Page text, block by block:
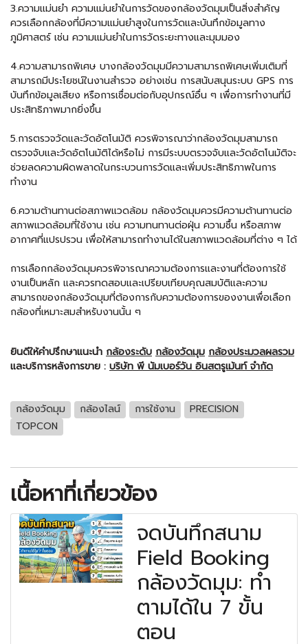
3.ความแม่นยำ ความแม่นยำในการวัดของกล้องวัดมุมเป็นสิ่งสำคัญ
ควรเลือกกล้องที่มีความแม่นยำสูงในการวัดและบันทึกข้อมูลทาง
ภูมิศาสตร์ เช่น ความแม่นยำในการวัดระยะทางและมุมมอง
4.ความสามารถพิเศษ บางกล้องวัดมุมมีความสามารถพิเศษเพิ่มเติมที่
สามารถมีประโยชน์ในงานสำรวจ อย่างเช่น การสนับสนุนระบบ GPS การ
บันทึกข้อมูลเสียง หรือการเชื่อมต่อกับอุปกรณ์อื่น ๆ เพื่อการทำงานที่มี
ประสิทธิภาพมากยิ่งขึ้น
5.การตรวจวัดและวัดอัตโนมัติ ควรพิจารณาว่ากล้องวัดมุมสามารถ
ตรวจจับและวัดอัตโนมัติได้หรือไม่ การมีระบบตรวจจับและวัดอัตโนมัติจะ
ช่วยลดความผิดพลาดในกระบวนการวัดและเพิ่มประสิทธิภาพในการ
ทำงาน
6.ความต้านทานต่อสภาพแวดล้อม กล้องวัดมุมควรมีความต้านทานต่อ
สภาพแวดล้อมที่ใช้งาน เช่น ความทนทานต่อฝุ่น ความชื้น หรือสภาพ
อากาศที่แปรปรวน เพื่อให้สามารถทำงานได้ในสภาพแวดล้อมที่ต่าง ๆ ได้
การเลือกกล้องวัดมุมควรพิจารณาความต้องการและงานที่ต้องการใช้
งานเป็นหลัก และควรทดสอบและเปรียบเทียบคุณสมบัติและความ
สามารถของกล้องวัดมุมที่ต้องการกับความต้องการของงานเพื่อเลือก
กล้องที่เหมาะสมสำหรับงานนั้น ๆ
ยินดีให้คำปรึกษาแนะนำ กล้องระดับ กล้องวัดมุม กล้องประมวลผลรวม
และบริการหลังการขาย : บริษัท พี นัมเบอร์วัน อินสตรูเม้นท์ จำกัด
กล้องวัดมุม กล้องไลน์ การใช้งาน
PRECISION
TOPCON
เนื้อหาที่เกี่ยวข้อง
จดบันทึกสนาม
Field Booking
กล้องวัดมุม: ทำ
ตามได้ใน 7 ขั้น
ตอน